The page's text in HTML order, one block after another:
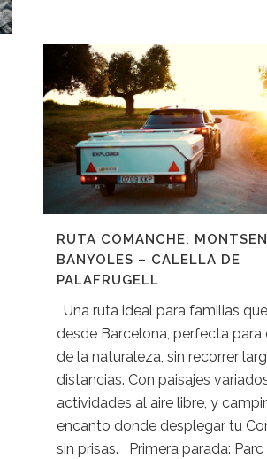
RUTA COMANCHE:
BANYOLES – CALELLA DE
PALAFRUGELL
Una ruta ideal para familias
desde Barcelona, perfecta para
de la naturaleza, sin recorrer
distancias. Con paisajes
actividades al aire libre, y
encanto donde desplegar tu
sin prisas. Primera parada: